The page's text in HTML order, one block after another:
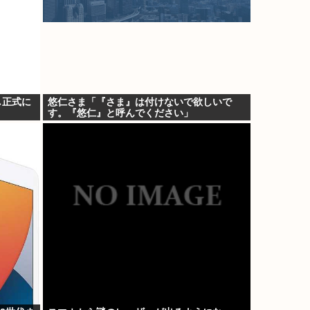
式に
悠仁さま「『さま』は付けないで欲しいで
す。『悠仁』と呼んでください」